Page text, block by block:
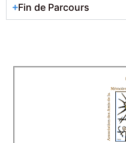
Fin de Parcours